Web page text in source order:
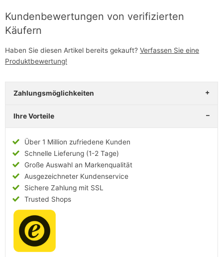
Kundenbewertungen von verifizierten
Käufern
Haben Sie diesen Artikel bereits gekauft? Verfassen Sie eine
Produktbewertung!
Zahlungsmöglichkeiten
Ihre Vorteile
Über 1 Million zufriedene Kunden
Schnelle Lieferung (1-2 Tage)
Große Auswahl an Markenqualität
Ausgezeichneter Kundenservice
Sichere Zahlung mit SSL
Trusted Shops